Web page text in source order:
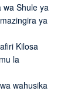
wa Shule ya
ya
Kilosa
la
wahusika